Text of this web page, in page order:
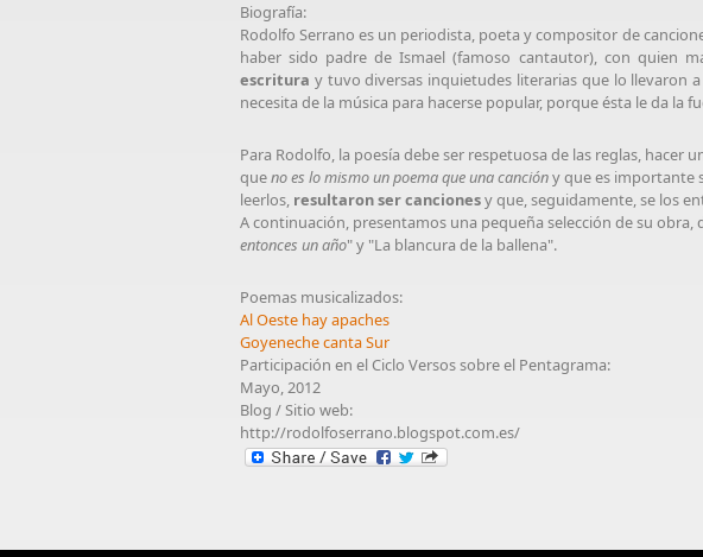
Biografía:
Rodolfo Serrano es un periodista, poeta y compositor de
haber sido padre de Ismael (famoso cantautor), con quien
escritura y tuvo diversas inquietudes literarias que lo llevaron
necesita de la música para hacerse popular, porque ésta le da la
Para Rodolfo, la poesía debe ser respetuosa de las reglas, hacer
queno es lo mismo un poema que una cancióny que es importante
leerlos, resultaron ser cancionesy que, seguidamente, se los
A continuación, presentamos una pequeña selección de su obra,
entonces un año" y "La blancura de la ballena".
Poemas musicalizados:
Al Oeste hay apaches
Goyeneche canta Sur
Participación en el Ciclo Versos sobre el Pentagrama:
Mayo, 2012
Blog / Sitio web:
http://rodolfoserrano.blogspot.com.es/